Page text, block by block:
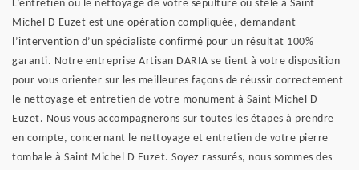
L’entretien ou le nettoyage de votre sépulture ou stèle à Saint
Michel D Euzet est une opération compliquée, demandant
l’intervention d’un spécialiste confirmé pour un résultat 100%
garanti. Notre entreprise Artisan DARIA se tient à votre disposition
pour vous orienter sur les meilleures façons de réussir correctement
le nettoyage et entretien de votre monument à Saint Michel D
Euzet. Nous vous accompagnerons sur toutes les étapes à prendre
en compte, concernant le nettoyage et entretien de votre pierre
tombale à Saint Michel D Euzet. Soyez rassurés, nous sommes des